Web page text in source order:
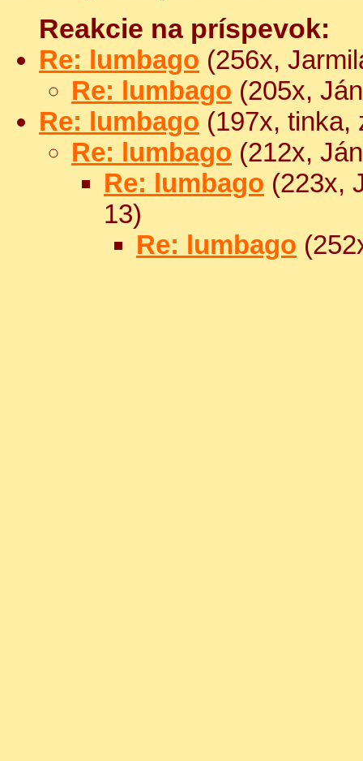
Reakcie na príspevok:
Re: lumbago (256x,
Re: lumbago (205x,
Re: lumbago (197x, tinka,
Re: lumbago (212x,
Re: lumbago (223x,
13)
Re: lumbago